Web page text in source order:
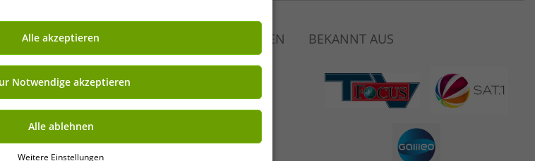
MIT OUTLET46.DE GELD VERDIENEN
» Affiliate-Partnerprogramm
BEKANNT AUS
Alle akzeptieren
Notwendige akzeptieren
Alle ablehnen
Weitere Einstellungen